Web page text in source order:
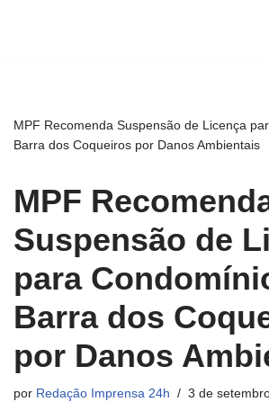
MPF Recomenda Suspensão de Licença
Barra dos Coqueiros por Danos Ambientais
MPF
Suspensão de
para
Barra dos
por Danos
por Redação Imprensa 24h
3 de